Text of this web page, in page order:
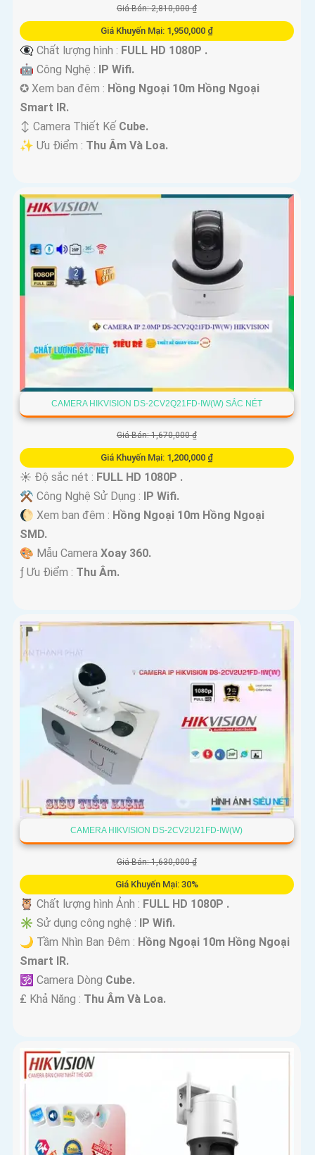
Giá Bán: 2,810,000 ₫
Giá Khuyến Mại: 1,950,000 ₫
👁️‍🗨 Chất lượng hình : FULL HD 1080P .
🤖️ Công Nghệ :
IP Wifi.
✪ Xem ban đêm : Hồng Ngoại 10m Hồng Ngoại
Smart IR.
↕️ Camera Thiết Kế Cube.
️✨ Ưu Điểm : Thu Âm Và Loa.
CAMERA HIKVISION DS-2CV2Q21FD-IW(W) SẮC NÉT
Giá Bán: 1,670,000 ₫
Giá Khuyến Mại: 1,200,000 ₫
☀️ Độ sắc nét : FULL HD 1080P .
⚒ Công Nghệ Sử Dụng :
IP Wifi.
🌔 Xem ban đêm : Hồng Ngoại 10m Hồng Ngoại
SMD.
🎨 Mẫu Camera Xoay 360.
️ƒ Ưu Điểm : Thu Âm.
CAMERA HIKVISION DS-2CV2U21FD-IW(W)
Giá Bán: 1,630,000 ₫
Giá Khuyến Mại: 30%
🦉 Chất lượng hình Ảnh : FULL HD 1080P .
✳️ Sử dụng công nghệ :
IP Wifi.
🌙 Tầm Nhìn Ban Đêm : Hồng Ngoại 10m Hồng Ngoại
Smart IR.
🕉️ Camera Dòng Cube.
️₤ Khả Năng : Thu Âm Và Loa.